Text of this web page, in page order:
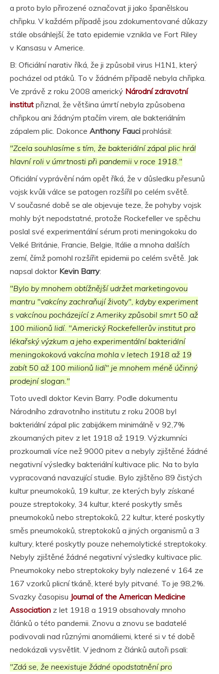
a proto bylo přirozené označovat ji jako španělskou
chřipku. V každém případě jsou zdokumentované důkazy
stále obsáhlejší, že tato epidemie vznikla ve Fort Riley
v Kansasu v Americe.
B: Oficiální narativ říká, že ji způsobil virus H1N1, který
pocházel od ptáků. To v žádném případě nebyla chřipka.
Ve zprávě z roku 2008 americký Národní zdravotní
institut přiznal, že většina úmrtí nebyla způsobena
chřipkou ani žádným ptačím virem, ale bakteriálním
zápalem plic. Dokonce Anthony Fauci prohlásil:
"Zcela souhlasíme s tím, že bakteriální zápal plic hrál
hlavní roli v úmrtnosti při pandemii v roce 1918."
Oficiální vyprávění nám opět říká, že v důsledku přesunů
vojsk kvůli válce se patogen rozšířil po celém světě.
V současné době se ale objevuje teze, že pohyby vojsk
mohly být nepodstatné, protože Rockefeller ve spěchu
poslal své experimentální sérum proti meningokoku do
Velké Británie, Francie, Belgie, Itálie a mnoha dalších
zemí, čímž pomohl rozšířit epidemii po celém světě. Jak
napsal doktor Kevin Barry:
"Bylo by mnohem obtížnější udržet marketingovou
mantru "vakcíny zachraňují životy", kdyby experiment
s vakcínou pocházející z Ameriky způsobil smrt 50 až
100 milionů lidí. "Americký Rockefellerův institut pro
lékařský výzkum a jeho experimentální bakteriální
meningokoková vakcína mohla v letech 1918 až 19
zabít 50 až 100 milionů lidí" je mnohem méně účinný
prodejní slogan."
Toto uvedl doktor Kevin Barry. Podle dokumentu
Národního zdravotního institutu z roku 2008 byl
bakteriální zápal plic zabijákem minimálně v 92,7%
zkoumaných pitev z let 1918 až 1919. Výzkumníci
prozkoumali více než 9000 pitev a nebyly zjištěné žádné
negativní výsledky bakteriální kultivace plic. Na to byla
vypracovaná navazující studie. Bylo zjištěno 89 čistých
kultur pneumokoků, 19 kultur, ze kterých byly získané
pouze streptokoky, 34 kultur, které poskytly směs
pneumokoků nebo streptokoků, 22 kultur, které poskytly
směs pneumokoků, streptokoků a jiných organismů a 3
kultury, které poskytly pouze nehemolytické streptokoky.
Nebyly zjištěné žádné negativní výsledky kultivace plic.
Pneumokoky nebo streptokoky byly nalezené v 164 ze
167 vzorků plicní tkáně, které byly pitvané. To je 98,2%.
Svazky časopisu Journal of the American Medicine
Association z let 1918 a 1919 obsahovaly mnoho
článků o této pandemii. Znovu a znovu se badatelé
podivovali nad různými anomáliemi, které si v té době
nedokázali vysvětlit. V jednom z článků autoři psali:
"Zdá se, že neexistuje žádné opodstatnění pro